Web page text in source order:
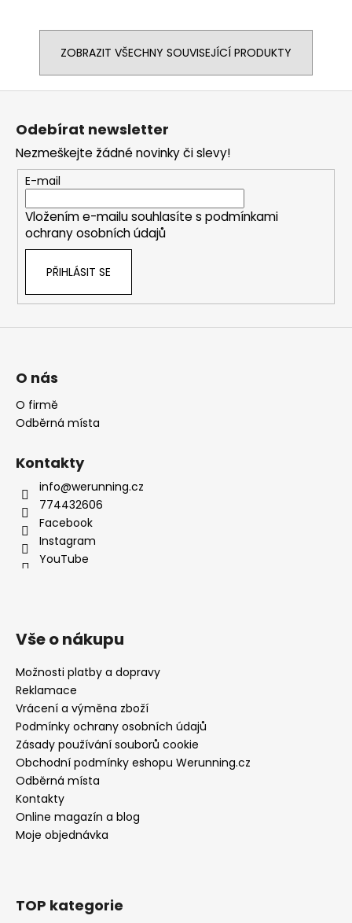
ZOBRAZIT VŠECHNY SOUVISEJÍCÍ PRODUKTY
Odebírat newsletter
Nezmeškejte žádné novinky či slevy!
E-mail
Vložením e-mailu souhlasíte s podmínkami
ochrany osobních údajů
PŘIHLÁSIT SE
O nás
O firmě
Odběrná místa
Kontakty
info@werunning.cz
774432606
Facebook
Instagram
YouTube
Vše o nákupu
Možnosti platby a dopravy
Reklamace
Vrácení a výměna zboží
Podmínky ochrany osobních údajů
Zásady používání souborů cookie
Obchodní podmínky eshopu Werunning.cz
Odběrná místa
Kontakty
Online magazín a blog
Moje objednávka
TOP kategorie